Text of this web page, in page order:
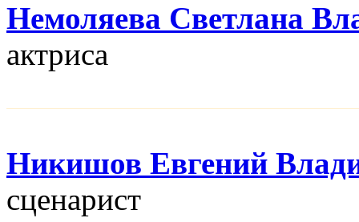
Немоляева Светлана
актриса
Никишов Евгений
сценарист